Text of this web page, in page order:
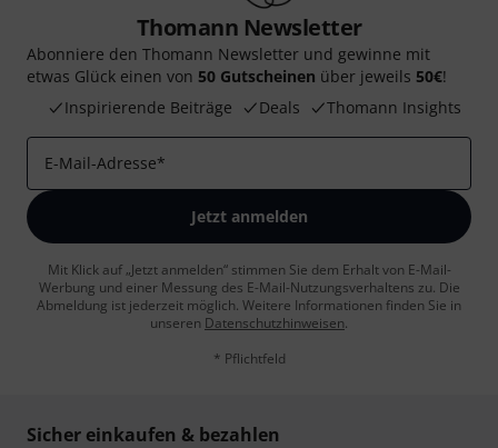
Thomann Newsletter
Abonniere den Thomann Newsletter und gewinne mit
etwas Glück einen von 50 Gutscheinen über jeweils 50€!
Inspirierende Beiträge
Deals Thomann Insights
E-Mail-Adresse*
Jetzt anmelden
Mit Klick auf „Jetzt anmelden“ stimmen Sie dem Erhalt von E-Mail-
Werbung und einer Messung des E-Mail-Nutzungsverhaltens zu. Die
Abmeldung ist jederzeit möglich. Weitere Informationen finden Sie in
unseren Datenschutzhinweisen.
* Pflichtfeld
Sicher einkaufen & bezahlen